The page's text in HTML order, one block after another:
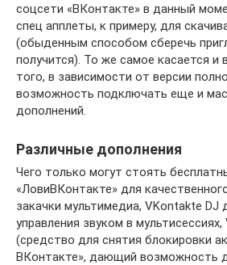
соцсети «ВКонтакте» в данный
спец апплеты, к примеру, для
(обыденным способом сберечь
получится). То же самое касается и
того, в зависимости от версии
возможность подключать еще и
дополнений.
Различные дополнения
Чего только могут стоять
«ЛовиВКонтакте» для
закачки мультимедиа, VKontakte DJ
управления звуком в
(средство для снятия блокировки
ВКонтакте», дающий возможность